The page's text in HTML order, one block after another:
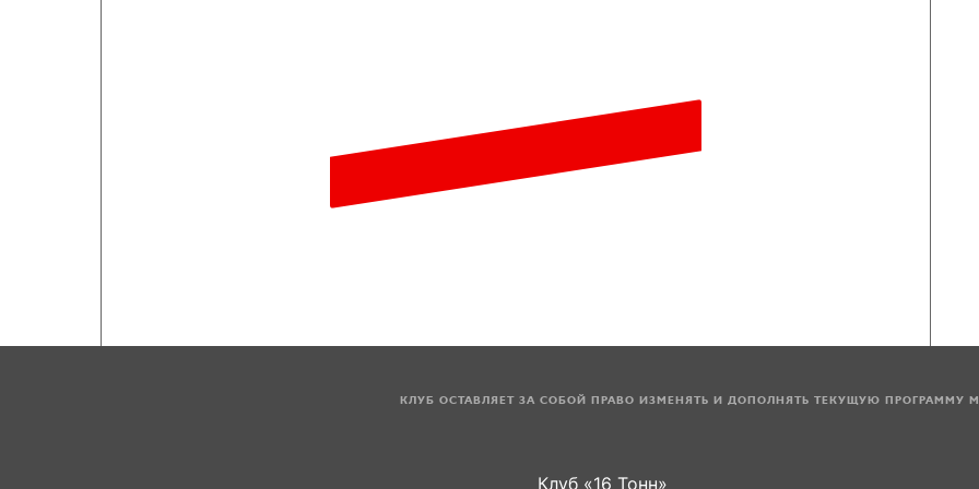
КЛУБ ОСТАВЛЯЕТ ЗА СОБОЙ ПРАВО ИЗМЕНЯТЬ И ДОПОЛНЯТЬ ТЕКУЩУЮ ПРОГРАММУ
Клуб «16 Тонн»